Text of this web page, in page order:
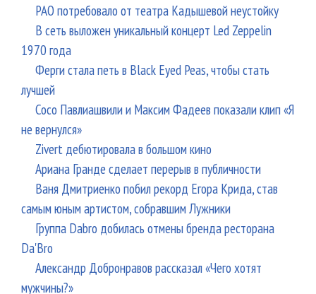
РАО потребовало от театра Кадышевой неустойку
В сеть выложен уникальный концерт Led Zeppelin
1970 года
Ферги стала петь в Black Eyed Peas, чтобы стать
лучшей
Сосо Павлиашвили и Максим Фадеев показали клип «Я
не вернулся»
Zivert дебютировала в большом кино
Ариана Гранде сделает перерыв в публичности
Ваня Дмитриенко побил рекорд Егора Крида, став
самым юным артистом, собравшим Лужники
Группа Dabro добилась отмены бренда ресторана
Da'Bro
Александр Добронравов рассказал «Чего хотят
мужчины?»